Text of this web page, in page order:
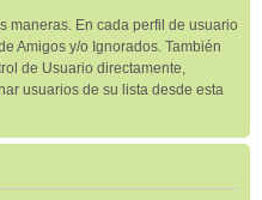
maneras. En cada perfil de usuario
Amigos y/o Ignorados. También
de Usuario directamente,
usuarios de su lista desde esta